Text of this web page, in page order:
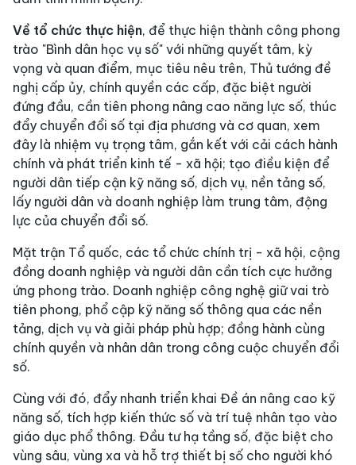
Về tổ chức thực hiện, để thực hiện thành công phong
trào "Bình dân học vụ số" với những quyết tâm, kỳ
vọng và quan điểm, mục tiêu nêu trên, Thủ tướng đề
nghị cấp ủy, chính quyền các cấp, đặc biệt người
đứng đầu, cần tiên phong nâng cao năng lực số, thúc
đẩy chuyển đổi số tại địa phương và cơ quan, xem
đây là nhiệm vụ trọng tâm, gắn kết với cải cách hành
chính và phát triển kinh tế - xã hội; tạo điều kiện để
người dân tiếp cận kỹ năng số, dịch vụ, nền tảng số,
lấy người dân và doanh nghiệp làm trung tâm, động
lực của chuyển đổi số.
Mặt trận Tổ quốc, các tổ chức chính trị - xã hội, cộng
đồng doanh nghiệp và người dân cần tích cực hưởng
ứng phong trào. Doanh nghiệp công nghệ giữ vai trò
tiên phong, phổ cập kỹ năng số thông qua các nền
tảng, dịch vụ và giải pháp phù hợp; đồng hành cùng
chính quyền và nhân dân trong công cuộc chuyển đổi
số.
Cùng với đó, đẩy nhanh triển khai Đề án nâng cao kỹ
năng số, tích hợp kiến thức số và trí tuệ nhân tạo vào
giáo dục phổ thông. Đầu tư hạ tầng số, đặc biệt cho
vùng sâu, vùng xa và hỗ trợ thiết bị số cho người khó